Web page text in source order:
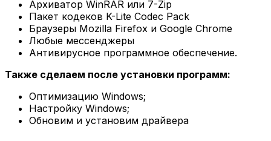
Архиватор WinRAR или 7-Zip
Пакет кодеков K-Lite Codec Pack
Браузеры Mozilla Firefox и Google Chrome
Любые мессенджеры
Антивирусное программное обеспечение.
Также сделаем после установки программ:
Оптимизацию Windows;
Настройку Windows;
Обновим и установим драйвера